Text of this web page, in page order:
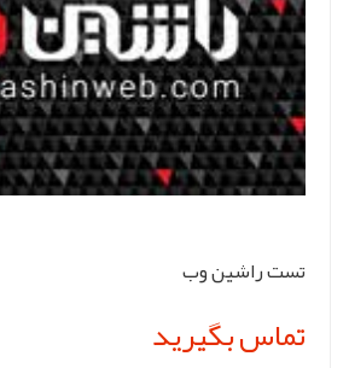
تست راشین وب
تماس بگیرید